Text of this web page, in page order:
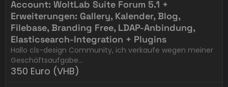
Account: WoltLab Suite Forum 5.1 +
Erweiterungen: Gallery, Kalender, Blog,
Filebase, Branding Free, LDAP-Anbindung,
Elasticsearch-Integration + Plugins
Hallo cls-design Community, ich verkaufe wegen meiner
Geschäftsaufgabe…
350 Euro (VHB)